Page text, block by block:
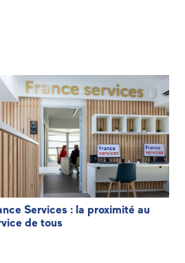
Services : la proximité au
de tous